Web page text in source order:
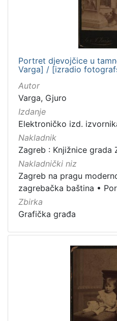
Portret djevojčice u
Varga] / [izradio
Autor
Varga, Gjuro
Izdanje
Elektroničko izd.
Nakladnik
Zagreb : Knjižnice grada
Nakladnički niz
Zagreb na pragu
zagrebačka baština •
Zbirka
Grafička građa